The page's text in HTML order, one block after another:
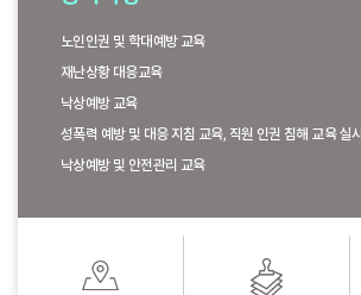
노인인권 및 학대예방 교육
재난상황 대응교육
낙상예방 교육
성폭력 예방 및 대응 지침 교육, 직원 인권 침해 교육 실시
낙상예방 및 안전관리 교육